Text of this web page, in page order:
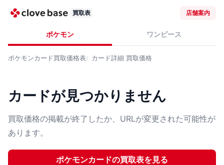
買取表 店舗案内
ポケモン ワンピース
ポケモンカード買取価格表 カード詳細 買取価格
カードが見つかりません
買取価格の掲載が終了したか、URLが変更された可能性が
あります。
ポケモンカードの買取表を見る